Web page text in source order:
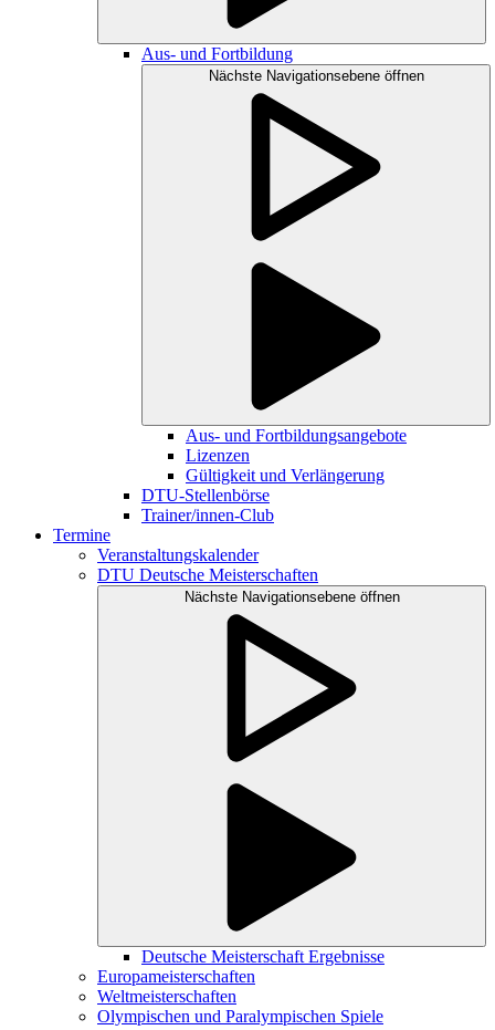
Aus- und Fortbildung
Nächste Navigationsebene öffnen
Aus- und Fortbildungsangebote
Lizenzen
Gültigkeit und Verlängerung
DTU-Stellenbörse
Trainer/innen-Club
Termine
Veranstaltungskalender
DTU Deutsche Meisterschaften
Nächste Navigationsebene öffnen
Deutsche Meisterschaft Ergebnisse
Europameisterschaften
Weltmeisterschaften
Olympischen und Paralympischen Spiele